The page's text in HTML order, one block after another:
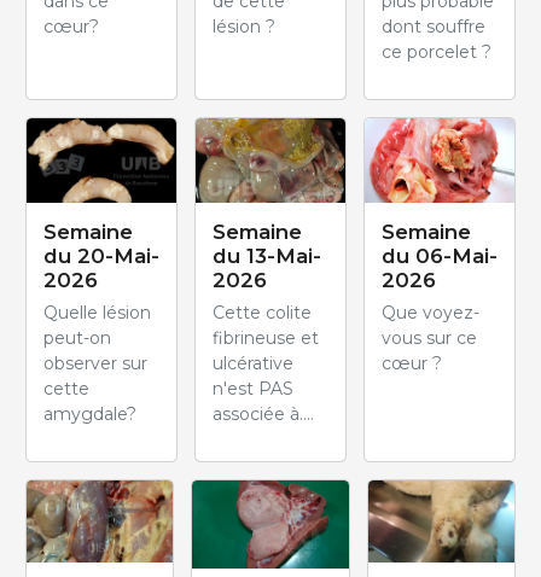
cœur?
lésion ?
dont souffre
ce porcelet ?
Semaine
du 20-Mai-
2026
Quelle lésion
peut-on
observer sur
cette
amygdale?
Semaine
du 13-Mai-
2026
Cette colite
fibrineuse et
ulcérative
n'est PAS
associée à....
Semaine
du 06-Mai-
2026
Que voyez-
vous sur ce
cœur ?